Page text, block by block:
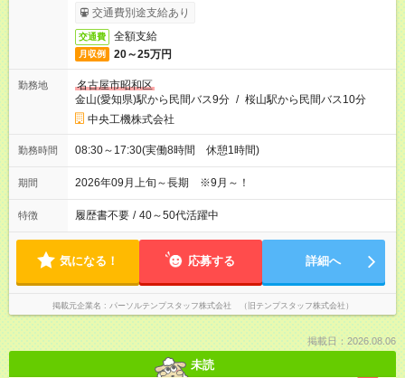
交通費別途支給あり
交通費 全額支給
月収例 20～25万円
勤務地
名古屋市昭和区
金山(愛知県)駅から民間バス9分 / 桜山駅から民間バス10分
中央工機株式会社
勤務時間 08:30～17:30(実働8時間 休憩1時間)
期間 2026年09月上旬～長期 ※9月～！
特徴 履歴書不要 / 40～50代活躍中
気になる！ 応募する 詳細へ
掲載元企業名 パーソルテンプスタッフ株式会社 （旧テンプスタッフ株式会社）
掲載日：2026.08.06
未読